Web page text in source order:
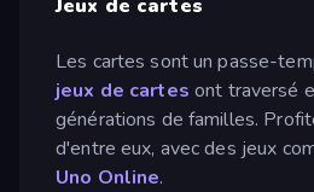
Jeux de cartes
Les cartes sont un passe-
jeux de cartes ont traversé
générations de familles.
d'entre eux, avec des jeux
Uno Online.